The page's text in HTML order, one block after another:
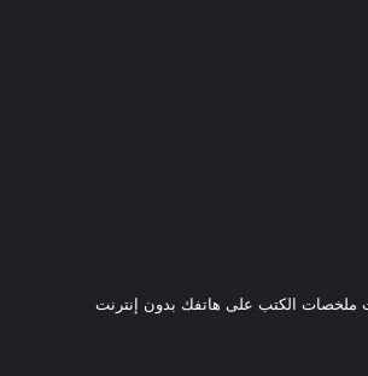
الكتب على هاتفك بدون إنترنت